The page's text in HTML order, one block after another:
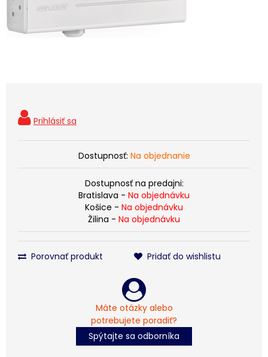
Dostupnosť: Na objednanie
Dostupnosť na predajni:
Bratislava - Na objednávku
Košice - Na objednávku
Žilina - Na objednávku
Porovnať produkt Pridať do wishlistu
Máte otázky alebo
potrebujete poradiť?
Spýtajte sa odborníka